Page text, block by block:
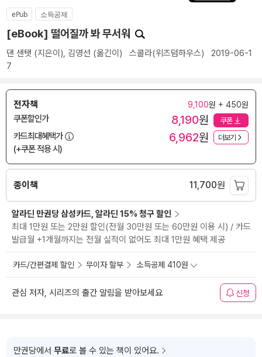
ePub 소득공제
[eBook] 떨어질까 봐 무서워
댄 샌탯 (지은이), 김영선 (옮긴이) 스콜라(위즈덤하우스) 2019-06-1
7
전자책 9,100원 + 450원
쿠폰할인가 8,190원 쿠폰
카드최대혜택가
(+쿠폰 적용 시)
6,962원 더보기
종이책 11,700원
알라딘 만권당 삼성카드, 알라딘 15% 청구 할인
최대 1만원 또는 2만원 할인(전월 30만원 또는 60만원 이용 시) / 카드
발급월 +1개월까지는 전월 실적이 없어도 최대 1만원 혜택 제공
카드/간편결제 할인 무이자 할부 소득공제 410원
관심 저자, 시리즈의 출간 알림을 받아보세요 신청
만권당에서 무료로 볼 수 있는 책이 있어요.